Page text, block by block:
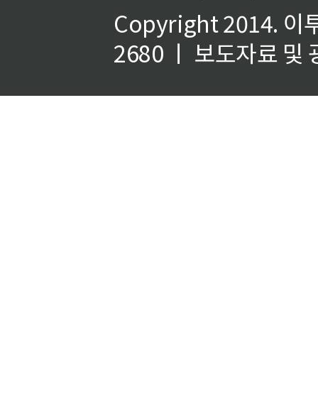
Copyright 2014. 이
2680 ㅣ 보도자료